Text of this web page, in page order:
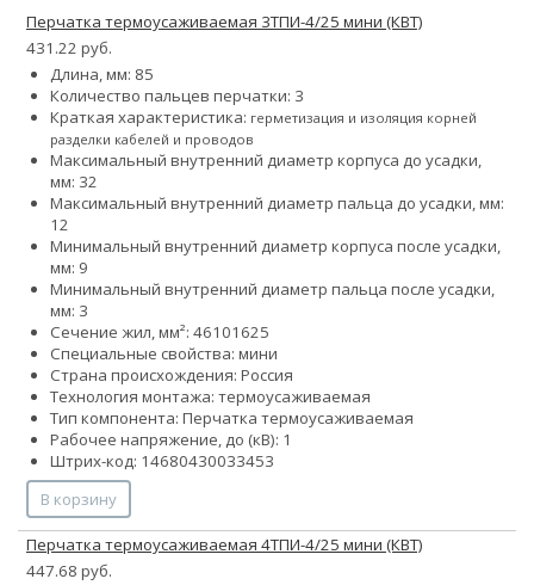
Перчатка термоусаживаемая 3ТПИ-4/25 мини (КВТ)
431.22 руб.
Длина, мм: 85
Количество пальцев перчатки: 3
Краткая характеристика: герметизация и изоляция корней
разделки кабелей и проводов
Максимальный внутренний диаметр корпуса до усадки,
мм: 32
Максимальный внутренний диаметр пальца до усадки, мм:
12
Минимальный внутренний диаметр корпуса после усадки,
мм: 9
Минимальный внутренний диаметр пальца после усадки,
мм: 3
Сечение жил, мм²: 46101625
Специальные свойства: мини
Страна происхождения: Россия
Технология монтажа: термоусаживаемая
Тип компонента: Перчатка термоусаживаемая
Рабочее напряжение, до (кВ): 1
Штрих-код: 14680430033453
В корзину
Перчатка термоусаживаемая 4ТПИ-4/25 мини (КВТ)
447.68 руб.